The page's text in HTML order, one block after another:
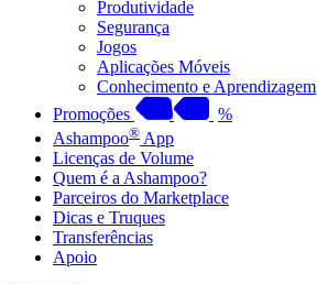
Produtividade
Segurança
Jogos
Aplicações Móveis
Conhecimento e Aprendizagem
Promoções
%
Ashampoo® App
Licenças de Volume
Quem é a Ashampoo?
Parceiros do Marketplace
Dicas e Truques
Transferências
Apoio